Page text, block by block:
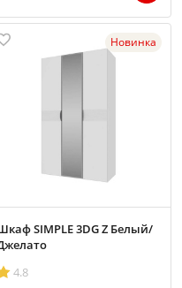
Новинка
SIMPLE 3DG Z Белый/
4.8